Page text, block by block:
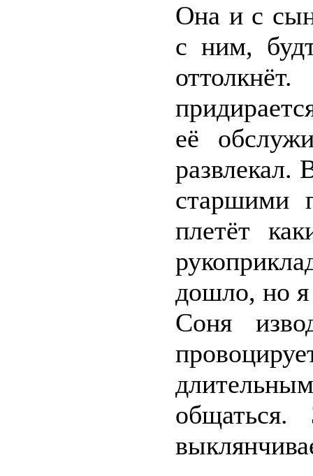
Она и с
с ним,
её
развлекал.
старшими
плетёт
дошло, но я
Соня